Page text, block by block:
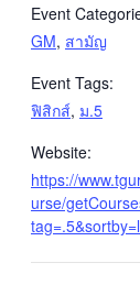
Event
GM, สามัญ
Event Tags:
ฟิสิกส์, ม.5
Website:
https://
urse/